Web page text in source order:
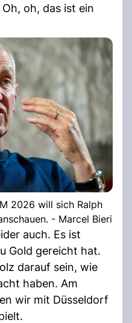
oh, das ist ein
2026 will sich Ralph
- Marcel Bieri
auch. Es ist
Gold gereicht hat.
darauf sein, wie
haben. Am
wir mit Düsseldorf